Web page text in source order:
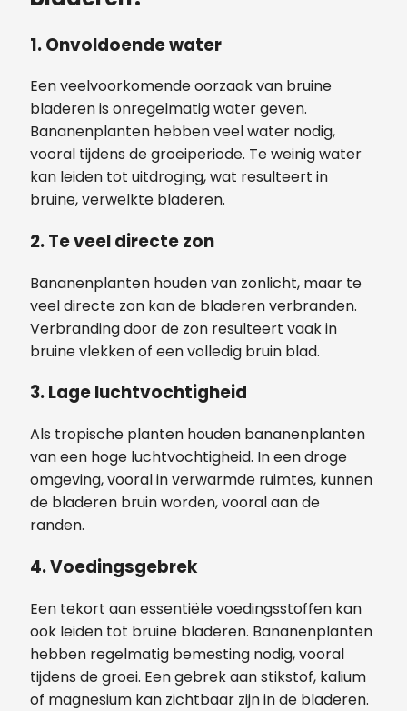
1. Onvoldoende water
Een veelvoorkomende oorzaak van bruine
bladeren is onregelmatig water geven.
Bananenplanten hebben veel water nodig,
vooral tijdens de groeiperiode. Te weinig water
kan leiden tot uitdroging, wat resulteert in
bruine, verwelkte bladeren.
2. Te veel directe zon
Bananenplanten houden van zonlicht, maar te
veel directe zon kan de bladeren verbranden.
Verbranding door de zon resulteert vaak in
bruine vlekken of een volledig bruin blad.
3. Lage luchtvochtigheid
Als tropische planten houden bananenplanten
van een hoge luchtvochtigheid. In een droge
omgeving, vooral in verwarmde ruimtes, kunnen
de bladeren bruin worden, vooral aan de
randen.
4. Voedingsgebrek
Een tekort aan essentiële voedingsstoffen kan
ook leiden tot bruine bladeren. Bananenplanten
hebben regelmatig bemesting nodig, vooral
tijdens de groei. Een gebrek aan stikstof, kalium
of magnesium kan zichtbaar zijn in de bladeren.